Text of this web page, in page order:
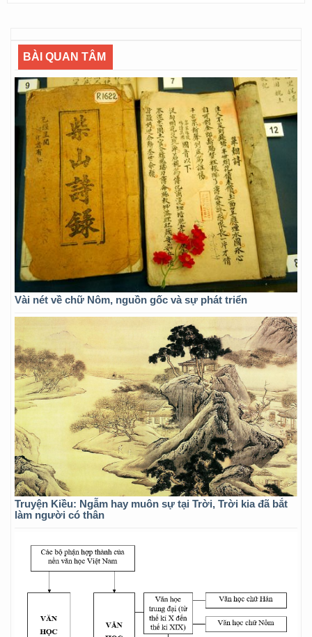
BÀI QUAN TÂM
Vài nét về chữ Nôm, nguồn gốc và sự phát triển
Truyện Kiều: Ngẫm hay muôn sự tại Trời, Trời kia đã bắt
làm người có thân